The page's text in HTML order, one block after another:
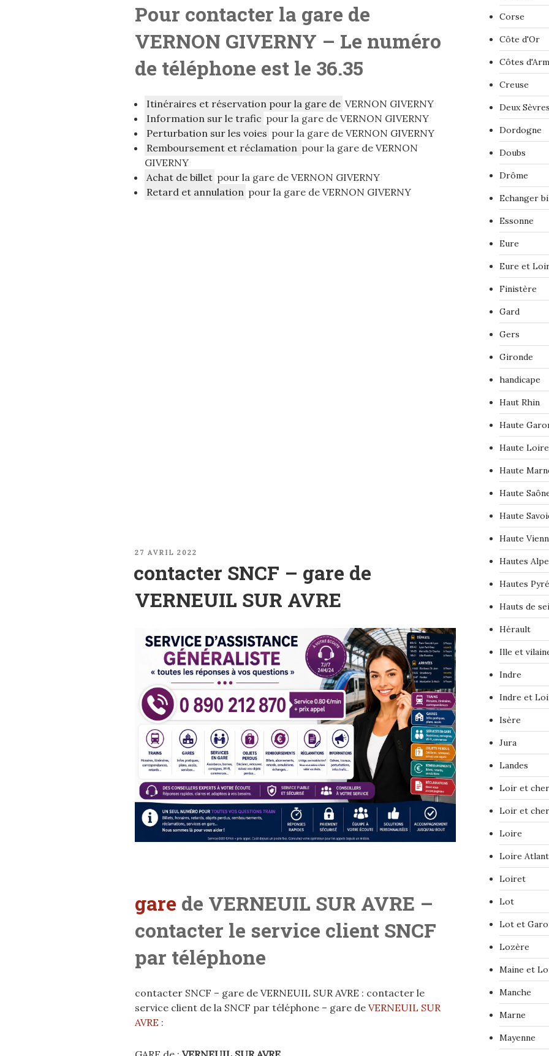
Pour contacter la gare de
VERNON GIVERNY – Le numéro
de téléphone est le 36.35
Itinéraires et réservation pour la gare de VERNON GIVERNY
Information sur le trafic pour la gare de VERNON GIVERNY
Perturbation sur les voies pour la gare de VERNON GIVERNY
Remboursement et réclamation pour la gare de VERNON
GIVERNY
Achat de billet pour la gare de VERNON GIVERNY
Retard et annulation pour la gare de VERNON GIVERNY
PUBLIÉ
27 AVRIL 2022
contacter SNCF – gare de
VERNEUIL SUR AVRE
gare de VERNEUIL SUR AVRE –
contacter le service client SNCF
par téléphone
contacter SNCF – gare de VERNEUIL SUR AVRE : contacter le
service client de la SNCF par téléphone – gare de VERNEUIL SUR
AVRE :
Corse
Côte d'Or
Côtes
Creuse
Deux Sèvres
Dordogne
Doubs
Drôme
Echanger
Essonne
Eure
Eure et
Finistère
Gard
Gers
Gironde
handicape
Haut Rhin
Haute
Haute Loire
Haute
Haute
Haute
Haute
Hautes
Hautes
Hauts de
Hérault
Ille et
Indre
Indre et
Isère
Jura
Landes
Loir et cher
Loir et cher
Loire
Loire
Loiret
Lot
Lot et
Lozère
Maine et
Manche
Marne
Mayenne